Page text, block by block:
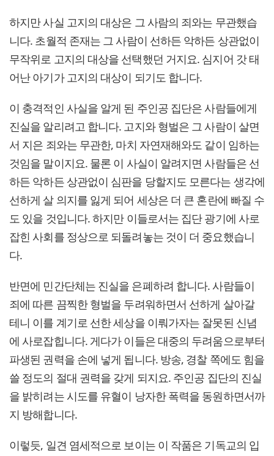
하지만 사실 고지의 대상은 그 사람의 죄와는 무관했습
니다. 초월적 존재는 그 사람이 선하든 악하든 상관없이
무작위로 고지의 대상을 선택했던 거지요. 심지어 갓 태
어난 아기가 고지의 대상이 되기도 합니다.
이 충격적인 사실을 알게 된 주인공 집단은 사람들에게
진실을 알리려고 합니다. 고지와 형벌은 그 사람이 살면
서 지은 죄와는 무관한, 마치 자연재해와도 같이 임하는
것임을 말이지요. 물론 이 사실이 알려지면 사람들은 선
하든 악하든 상관없이 심판을 당할지도 모른다는 생각에
선하게 살 의지를 잃게 되어 세상은 더 큰 혼란에 빠질 수
도 있을 것입니다. 하지만 이들로서는 집단 광기에 사로
잡힌 사회를 정상으로 되돌려놓는 것이 더 중요했습니
다.
반면에 민간단체는 진실을 은폐하려 합니다. 사람들이
죄에 따른 끔찍한 형벌을 두려워하면서 선하게 살아갈
테니 이를 계기로 선한 세상을 이뤄가자는 잘못된 신념
에 사로잡힙니다. 게다가 이들은 대중의 두려움으로부터
파생된 권력을 손에 넣게 됩니다. 방송, 경찰 쪽에도 힘을
쓸 정도의 절대 권력을 갖게 되지요. 주인공 집단의 진실
을 밝히려는 시도를 유혈이 낭자한 폭력을 동원하면서까
지 방해합니다.
이렇듯, 일견 염세적으로 보이는 이 작품은 기독교의 입